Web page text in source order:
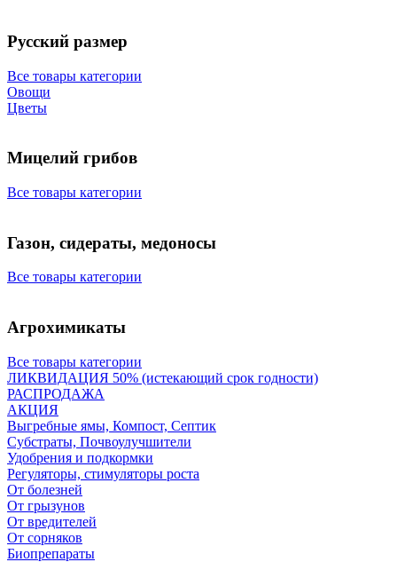
Русский размер
Все товары категории
Овощи
Цветы
Мицелий грибов
Все товары категории
Газон, сидераты, медоносы
Все товары категории
Агрохимикаты
Все товары категории
ЛИКВИДАЦИЯ 50% (истекающий срок годности)
РАСПРОДАЖА
АКЦИЯ
Выгребные ямы, Компост, Септик
Субстраты, Почвоулучшители
Удобрения и подкормки
Регуляторы, стимуляторы роста
От болезней
От грызунов
От вредителей
От сорняков
Биопрепараты